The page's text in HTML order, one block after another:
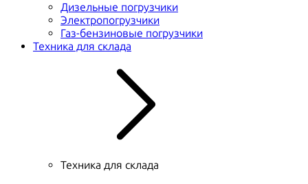
Дизельные погрузчики
Электропогрузчики
Газ-бензиновые погрузчики
Техника для склада
Техника для склада